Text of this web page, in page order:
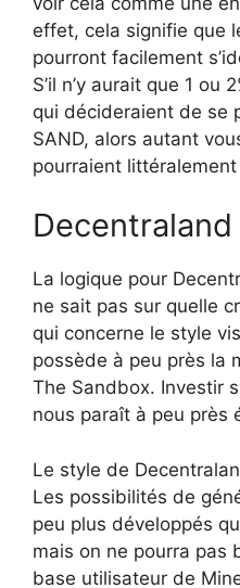
effet, cela signifie que
pourront facilement
S’il n’y aurait que 1 ou
qui décideraient de se
SAND, alors autant
pourraient littéralement
La logique pour
ne sait pas sur quelle
qui concerne le style
possède à peu près la
The Sandbox. Investir
nous paraît à peu près
Le style de
Les possibilités de
peu plus développés
mais on ne pourra pas
base utilisateur de